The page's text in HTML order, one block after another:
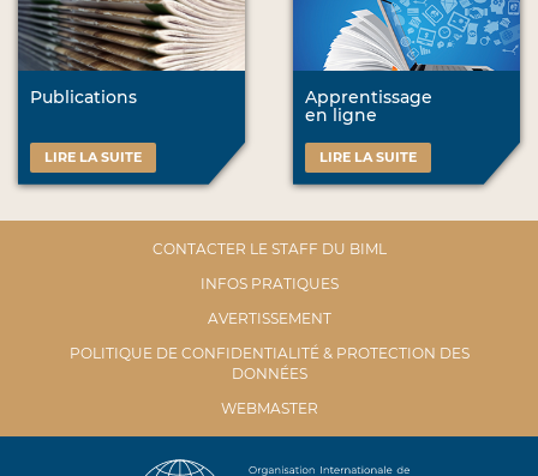
Publications
LIRE LA SUITE
Apprentissage
en ligne
LIRE LA SUITE
CONTACTER LE STAFF DU BIML
INFOS PRATIQUES
AVERTISSEMENT
POLITIQUE DE CONFIDENTIALITÉ & PROTECTION DES
DONNÉES
WEBMASTER